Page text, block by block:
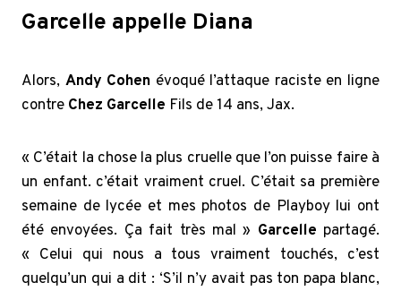
Garcelle appelle Diana
Alors, Andy Cohen évoqué l’attaque raciste en ligne
contre Chez Garcelle Fils de 14 ans, Jax.
« C’était la chose la plus cruelle que l’on puisse faire à
un enfant. c’était vraiment cruel. C’était sa première
semaine de lycée et mes photos de Playboy lui ont
été envoyées. Ça fait très mal » Garcelle partagé.
« Celui qui nous a tous vraiment touchés, c’est
quelqu’un qui a dit : ‘S’il n’y avait pas ton papa blanc,